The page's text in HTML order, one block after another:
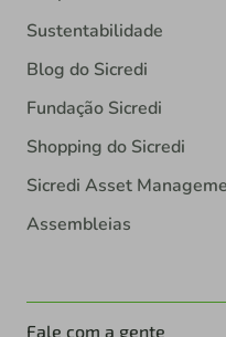
Sustentabilidade
Blog do Sicredi
Fundação Sicredi
Shopping do Sicredi
Sicredi Asset
Assembleias
Fale com a gente